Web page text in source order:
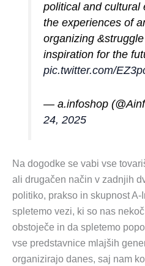
political and cultural
the experiences of
organizing
inspiration for the
pic.twitter.com/
— a.infoshop
24, 2025
Na dogodke se vabi vse
ali drugačen način v zadnjih
politiko, prakso in skupnost
spletemo vezi, ki so nas
obstoječe in da spletemo
vse predstavnice mlajših
organizirajo danes, saj nam